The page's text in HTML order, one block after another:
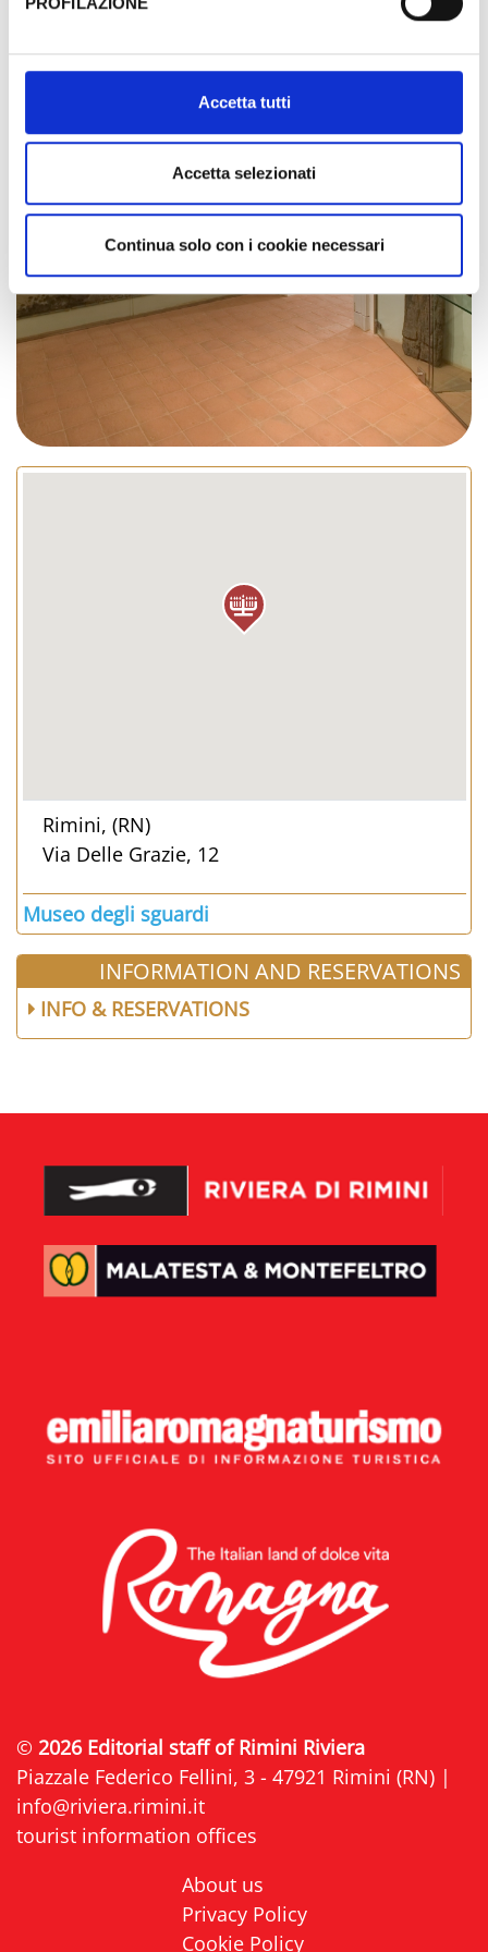
informazioni complete sul trattamento dati clicca qui:
Accetta tutti
Accetta selezionati
Continua solo con i cookie necessari
Rimini, (RN)
Via Delle Grazie, 12
Museo degli sguardi
INFORMATION AND RESERVATIONS
INFO & RESERVATIONS
© 2026 Editorial staff of Rimini Riviera
Piazzale Federico Fellini, 3 - 47921 Rimini (RN) |
info@riviera.rimini.it
tourist information offices
About us
Privacy Policy
Cookie Policy